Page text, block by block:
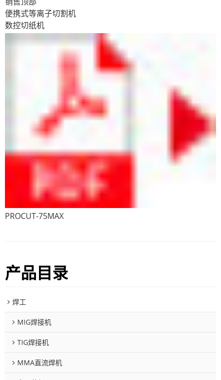
便携式等离子切割机
数控切纸机
PROCUT-75MAX
产品目录
焊工
MIG焊接机
TIG焊接机
MMA直流焊机